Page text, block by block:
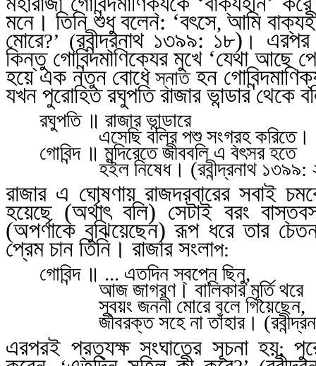
মনে। তিনি শুধু বলেন: ‘বৎসে, আমি
মোরে?’ (রবীন্দ্রনাথ ১৩৯৯: ১৮) । এরপর
কিন্তু গোবিন্দমাণিক্যের মুখে ‘যেথা আছে
হয়ে এক নতুন বোধে স্নাতহন
যখন পুরোহিত রঘুপতি রাজার ভান্ডার
রঘুপতি ॥ রাজার ভান্ডারে
এসেছি বলির পশু সংগ্রহ করিতে।
গোবিন্দ ॥ মন্দিরেতে জীববলি এ বৎসর হতে
হইল নিষেধ। (রবীন্দ্রনাথ ১৩৯৯:
রাজার এ ঘোষণায় রাজদরবারের সবাই
হয়েছে (অর্থাৎ বলি) সেটাই বরং
(অপর্ণাকে বুঝিয়েছেন) রূপ ধরে তার
প্রেম চান তিনি। রাজার সংলাপ:
গোবিন্দ ॥ ... এতদিন স্বপ্নে ছিনু,
আজ জাগরণ। বালিকার মূর্তি থরে
স্বয়ং জননী মোরে বলে গিয়েছেন,
জীবরক্ত সহে না তাঁহার।
এরপরই প্রত্যক্ষ সংঘাতের সূচনা হয়;